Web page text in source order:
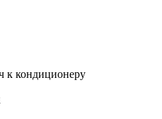
к кондиционеру